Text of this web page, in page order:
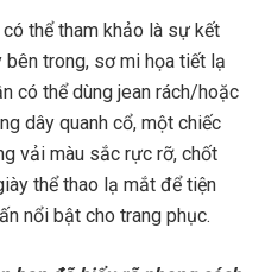
thể tham khảo là sự kết
trong, sơ mi họa tiết lạ
có thể dùng jean rách/hoặc
dây quanh cổ, một chiếc
vải màu sắc rực rỡ, chốt
thể thao lạ mắt để tiện
nổi bật cho trang phục.